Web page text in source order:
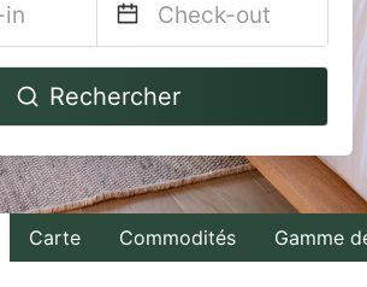
Navigate
backward
to
interact
with
the
Rechercher
Carte Commodités Gamme